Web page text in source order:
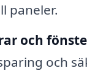
paneler.
och
och